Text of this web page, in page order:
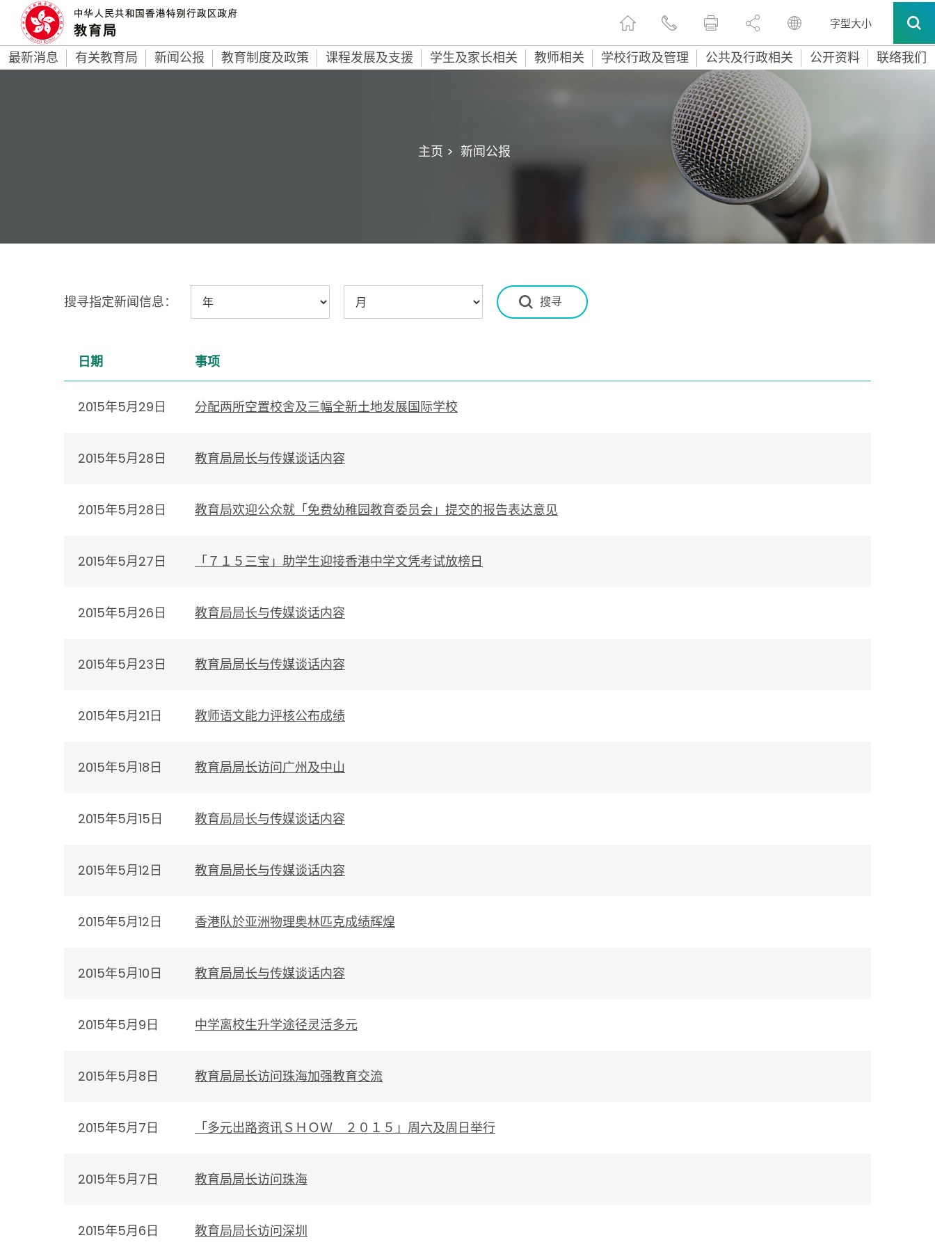
字型大小
最新消息 有关教育局 新闻公报 教育制度及政策 课程发展及支援 学生及家长相关 教师相关 学校行政及管理 公共及行政相关 公开资料 联络我们
主页 > 新闻公报
搜寻指定新闻信息：
日期 事项
2015年5月29日 分配两所空置校舍及三幅全新土地发展国际学校
2015年5月28日 教育局局长与传媒谈话内容
2015年5月28日 教育局欢迎公众就「免费幼稚园教育委员会」提交的报告表达意见
2015年5月27日 「７１５三宝」助学生迎接香港中学文凭考试放榜日
2015年5月26日 教育局局长与传媒谈话内容
2015年5月23日 教育局局长与传媒谈话内容
2015年5月21日 教师语文能力评核公布成绩
2015年5月18日 教育局局长访问广州及中山
2015年5月15日 教育局局长与传媒谈话内容
2015年5月12日 教育局局长与传媒谈话内容
2015年5月12日 香港队於亚洲物理奥林匹克成绩辉煌
2015年5月10日 教育局局长与传媒谈话内容
2015年5月9日 中学离校生升学途径灵活多元
2015年5月8日 教育局局长访问珠海加强教育交流
2015年5月7日 「多元出路资讯ＳＨＯＷ ２０１５」周六及周日举行
2015年5月7日 教育局局长访问珠海
2015年5月6日 教育局局长访问深圳